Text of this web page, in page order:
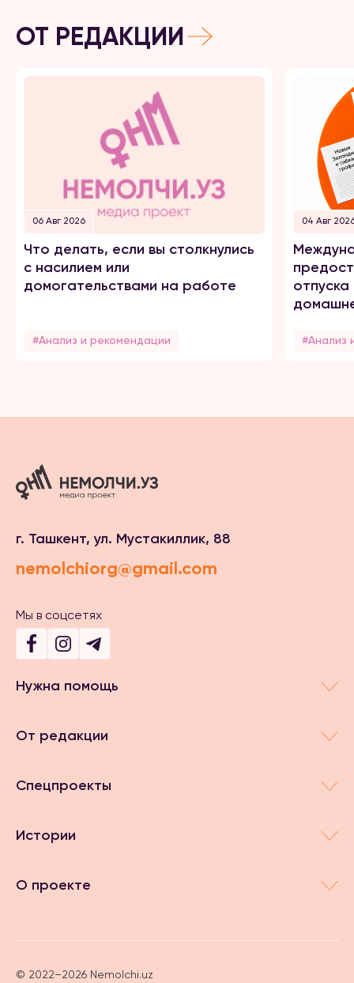
ОТ РЕДАКЦИИ
06 Авг 2026
Что делать, если вы столкнулись
с насилием или
домогательствами на работе
#Анализ и рекомендации
04 Авг
#Анализ
г. Ташкент, ул. Мустакиллик, 88
nemolchiorg@gmail.com
Мы в соцсетях
Нужна помощь
От редакции
Спецпроекты
Истории
О проекте
© 2022–2026 Nemolchi.uz